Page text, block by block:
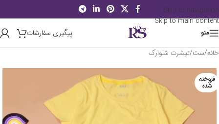
Skip to navigation
Skip to main content
منو
پیگیری سفارشات
خانه/ست/تیشرت شلوارک
فروخته
شده